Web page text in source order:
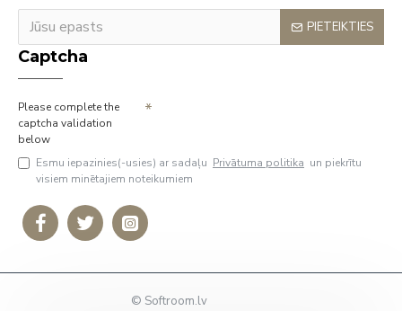
PIETEIKTIES
Captcha
Please complete the
captcha validation
below
Esmu iepazinies(-usies) ar sadaļu Privātuma politika un piekrītu
visiem minētajiem noteikumiem
© Softroom.lv